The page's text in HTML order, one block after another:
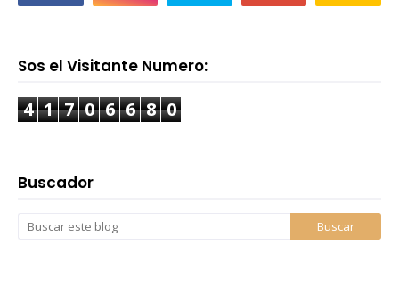
Sos el Visitante Numero:
4 1 7 0 6 6 8 0
Buscador